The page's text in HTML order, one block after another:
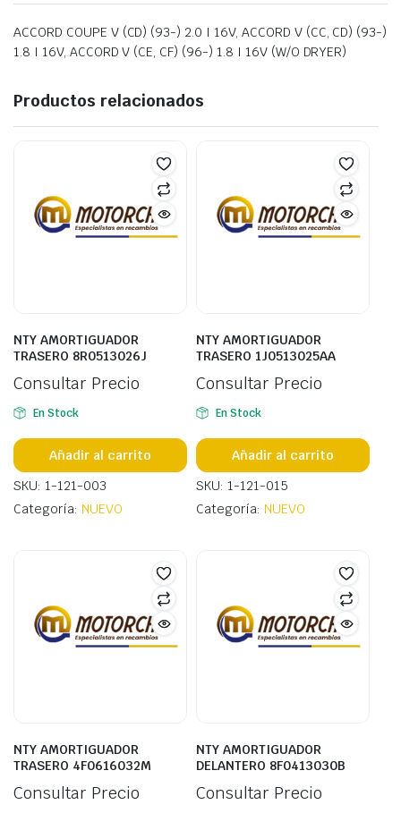
ACCORD COUPE V (CD) (93-) 2.0 I 16V, ACCORD V (CC, CD) (93-)
1.8 I 16V, ACCORD V (CE, CF) (96-) 1.8 I 16V (W/O DRYER)
Productos relacionados
NTY AMORTIGUADOR
TRASERO 8R0513026J
Consultar Precio
En Stock
Añadir al carrito
SKU: 1-121-003
Categoría: NUEVO
NTY AMORTIGUADOR
TRASERO 1J0513025AA
Consultar Precio
En Stock
Añadir al carrito
SKU: 1-121-015
Categoría: NUEVO
NTY AMORTIGUADOR
TRASERO 4F0616032M
Consultar Precio
NTY AMORTIGUADOR
DELANTERO 8F0413030B
Consultar Precio